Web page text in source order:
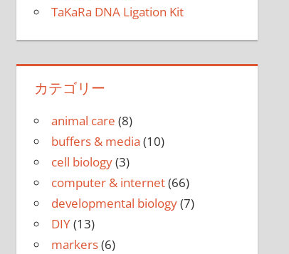
TaKaRa DNA Ligation Kit
カテゴリー
animal care (8)
buffers & media (10)
cell biology(3)
computer & internet(66)
developmental biology(7)
DIY(13)
markers(6)